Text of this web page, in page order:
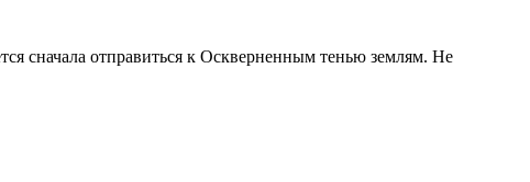
сначала отправиться к Оскверненным тенью землям. Не